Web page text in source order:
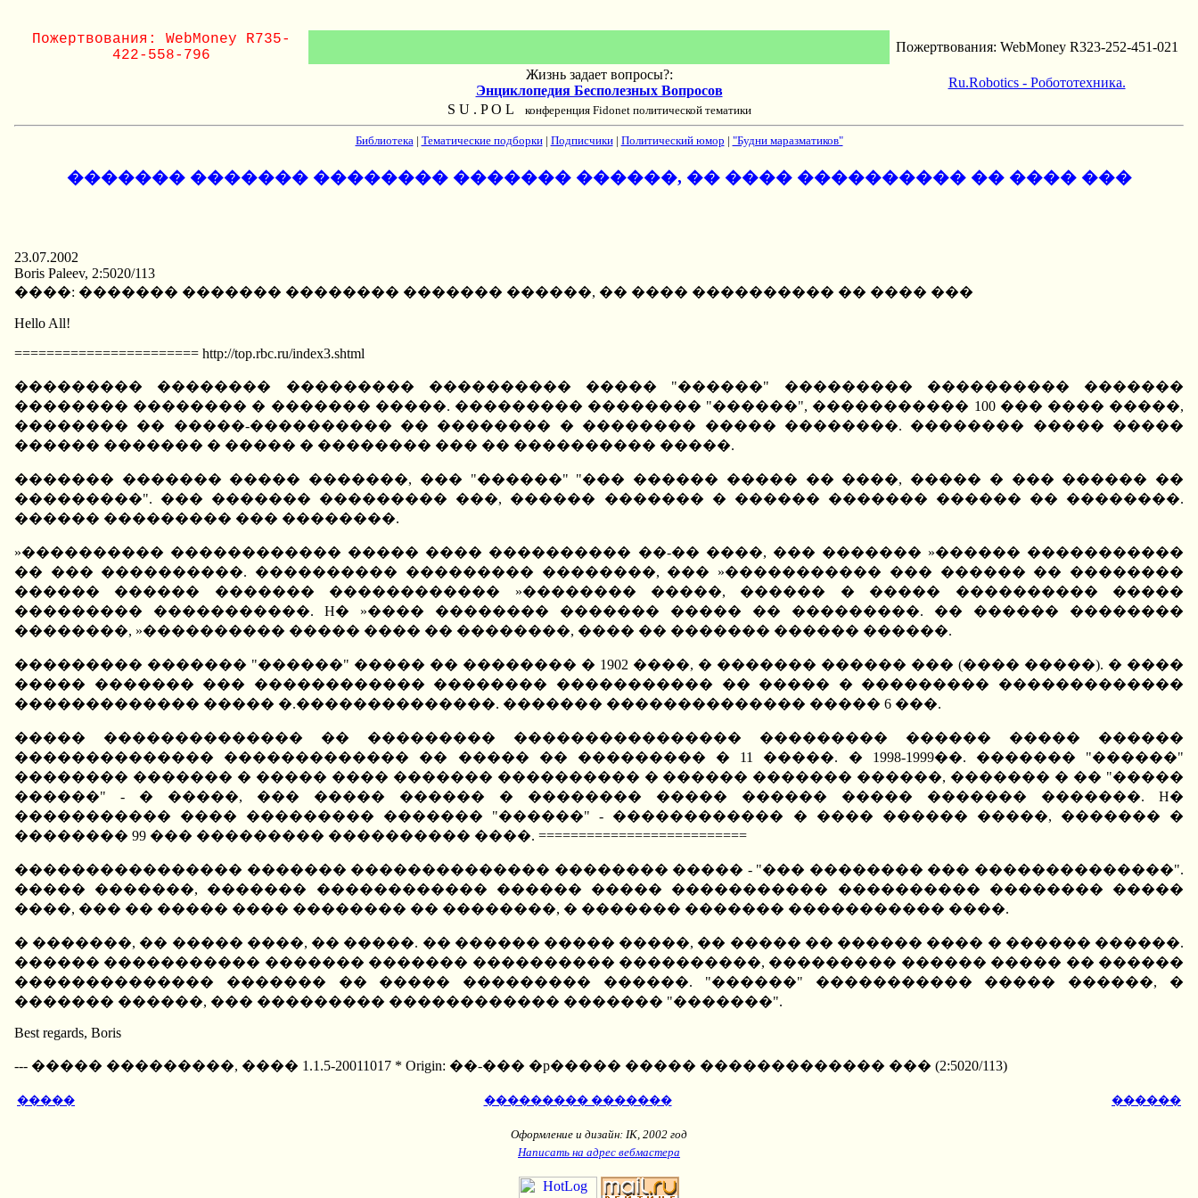
Пожертвования: WebMoney R735-
422-558-796
Пожертвования: WebMoney R323-252-451-021
Жизнь задает вопросы?:
Энциклопедия Бесполезных Вопросов
Ru.Robotics - Робототехника.
S U . P O L конференция Fidonet политической тематики
Библиотека| Тематические подборки| Подписчики| Политический юмор | "Будни маразматиков"
������� ������� �������� ������� ������, �� ���� ���������� �� ���� ���
23.07.2002
Boris Paleev, 2:5020/113
����: ������� ������� �������� ������� ������, �� ���� ���������� �� ���� ���
Hello All!
======================= http://top.rbc.ru/index3.shtml
��������� �������� ��������� ���������� ����� "������" ��������� ���������� �������
�������� �������� � ������� �����. ��������� �������� "������", ����������� 100 ��� ���� �����,
�������� �� �����-���������� �� �������� � �������� ����� ��������. �������� ����� �����
������ ������� � ����� � �������� ��� �� ���������� �����.
������� ������� ����� �������, ��� "������" "��� ������ ����� �� ����, ����� � ��� ������ ��
���������". ��� ������� ��������� ���, ������ ������� � ������ ������� ������ �� ��������.
������ ��������� ��� ��������.
»���������� ������������ ����� ���� ���������� ��-�� ����, ��� ������� »������ �����������
�� ��� ����������. ���������� ��������� ��������, ��� »����������� ��� ������ �� ��������
������ ������ ������� ������������ »�������� �����, ������ � ����� ���������� �����
��������� �����������. H� »���� �������� ������� ����� �� ���������. �� ������ ��������
��������, »���������� ����� ���� �� ��������, ���� �� ������� ������ ������.
��������� ������� "������" ����� �� �������� � 1902 ����, � ������� ������ ��� (���� �����). � ����
����� ������� ��� ������������ �������� ����������� �� ����� � ��������� �������������
������������� ����� �.��������������. ������� �������������� ����� 6 ���.
����� �������������� �� ��������� ���������������� ��������� ������ ����� ������
�������������� ������������� �� ����� �� ��������� � 11 �����. � 1998-1999��. ������� "������"
�������� ������� � ����� ���� ������� ���������� � ������ ������� ������, ������� � �� "�����
������" - � �����, ��� ����� ������ � �������� ����� ������ ����� ������� �������. H�
����������� ���� ��������� ������� "������" - ������������ � ���� ������ �����, ������� �
�������� 99 ��� ��������� ���������� ����. ==========================
���������������� ������� �������������� �������� ����� - "��� �������� ��� ��������������".
����� �������, ������� ������������ ������ ����� ����������� ���������� �������� �����
����, ��� �� ����� ���� �������� �� ��������, � ������� ������� ����������� ����.
� �������, �� ����� ����, �� �����. �� ������ ����� �����, �� ����� �� ������ ���� � ������ ������.
������ ����������� ������� ������� ���������� ����������, ��������� ������ ����� �� ������
�������������� ������� �� ����� ��������� ������. "������" ����������� ����� ������, �
������� ������, ��� ��������� ������������ ������� "�������".
Best regards, Boris
--- ����� ���������, ���� 1.1.5-20011017 * Origin: ��-��� �p����� ����� ������������� ��� (2:5020/113)
����� ��������� ������� ������
Оформление и дизайн: IK, 2002 год
Написать на адрес вебмастера